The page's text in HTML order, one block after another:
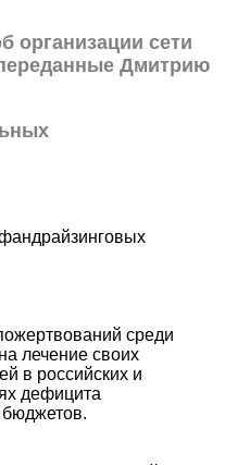
организации сети
Дмитрию
среди
лечение своих
в российских и
дефицита